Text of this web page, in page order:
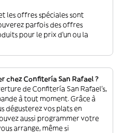
les offres spéciales sont
parfois des offres
pour le prix d'un ou la
chez Confitería San Rafael ?
de Confitería San Rafael’s,
à tout moment. Grâce à
dégusterez vos plats en
aussi programmer votre
arrange, même si